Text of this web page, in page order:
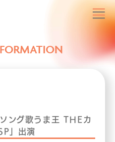
ング歌うま王 THEカ
」出演